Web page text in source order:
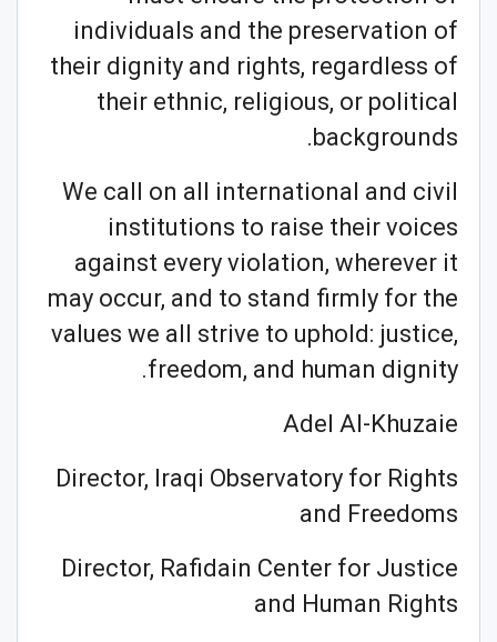
individuals and the preservation of
their dignity and rights, regardless of
their ethnic, religious, or political
backgrounds.
We call on all international and civil
institutions to raise their voices
against every violation, wherever it
may occur, and to stand firmly for the
values we all strive to uphold: justice,
freedom, and human dignity.
Adel Al-Khuzaie
Director, Iraqi Observatory for Rights
and Freedoms
Director, Rafidain Center for Justice
and Human Rights